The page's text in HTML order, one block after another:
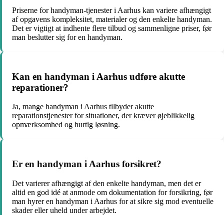
Priserne for handyman-tjenester i Aarhus kan variere afhængigt
af opgavens kompleksitet, materialer og den enkelte handyman.
Det er vigtigt at indhente flere tilbud og sammenligne priser, før
man beslutter sig for en handyman.
Kan en handyman i Aarhus udføre akutte
reparationer?
Ja, mange handyman i Aarhus tilbyder akutte
reparationstjenester for situationer, der kræver øjeblikkelig
opmærksomhed og hurtig løsning.
Er en handyman i Aarhus forsikret?
Det varierer afhængigt af den enkelte handyman, men det er
altid en god idé at anmode om dokumentation for forsikring, før
man hyrer en handyman i Aarhus for at sikre sig mod eventuelle
skader eller uheld under arbejdet.